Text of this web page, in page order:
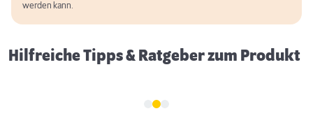
werden kann.
Hilfreiche Tipps & Ratgeber zum Produkt